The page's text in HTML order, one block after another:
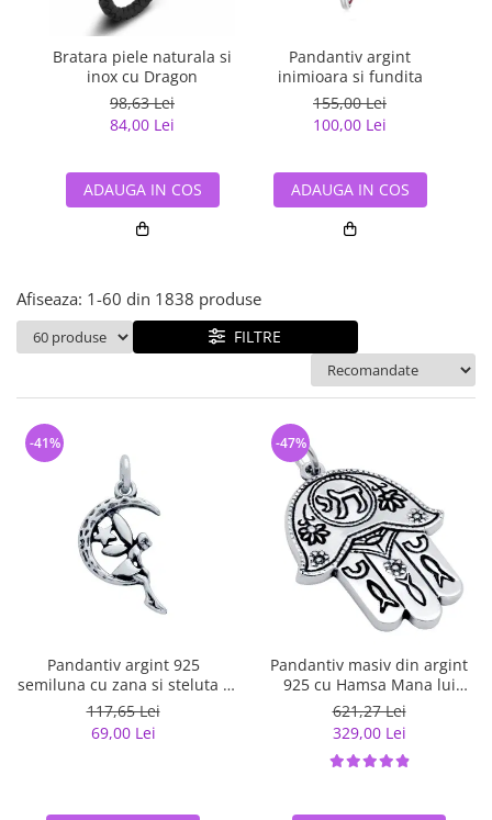
semipretioase
Bijuterii argint placat cu aur
Bijuterii argint cu diverse
Bijuterii de Lux
Bijuterii gotice si rock
Bijuterii Handmade
Bijuterii fantezie
Bijuterii tungsten
Solutii si lavete de curatare
bijuterii argint
Bratara piele naturala si
inox cu Dragon
98,63 Lei
84,00 Lei
ADAUGA IN COS
Pandantiv argint
inimioara si fundita
155,00 Lei
100,00 Lei
ADAUGA IN COS
Afiseaza: 1-60 din 1838 produse
FILTRE
Pandantiv argint 925
semiluna cu zana si steluta -
Be Fantastic PSX0560
117,65 Lei
69,00 Lei
-41%
Pandantiv masiv din argint
925 cu Hamsa Mana lui
Fatima
621,27 Lei
329,00 Lei
-47%